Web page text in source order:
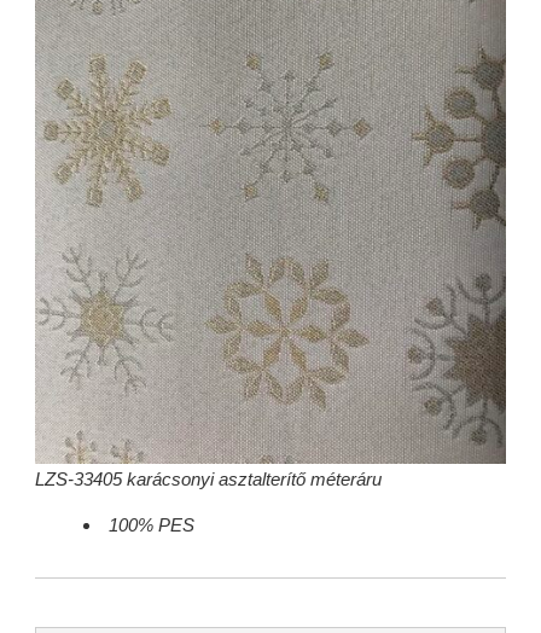
LZS-33405 karácsonyi asztalterítő méteráru
100% PES